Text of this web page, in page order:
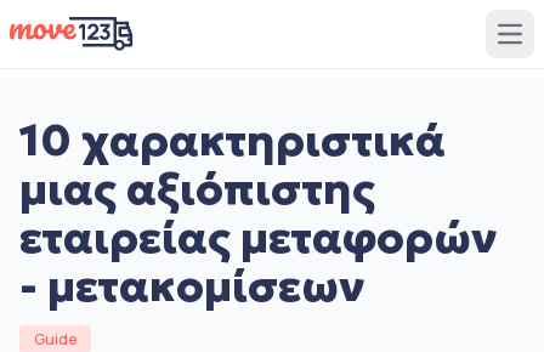
10 χαρακτηριστικά
μιας αξιόπιστης
εταιρείας μεταφορών
- μετακομίσεων
Guide